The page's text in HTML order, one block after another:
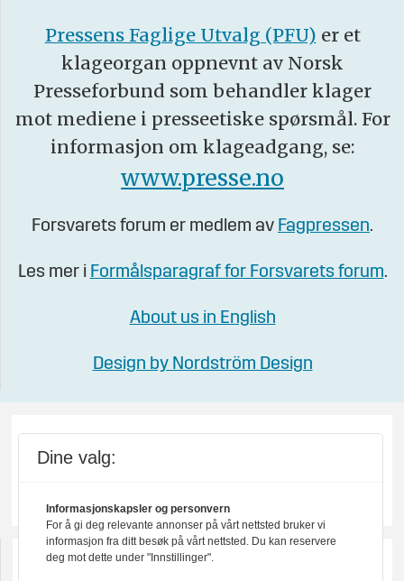
Pressens Faglige Utvalg (PFU) er et
klageorgan oppnevnt av Norsk
Presseforbund som behandler klager
mot mediene i presseetiske spørsmål. For
informasjon om klageadgang, se:
www.presse.no
Forsvarets forum er medlem av Fagpressen.
Les mer i Formålsparagraf for Forsvarets forum.
About us in English
Design by Nordström Design
Dine valg:
Informasjonskapsler og personvern
For å gi deg relevante annonser på vårt nettsted bruker vi
informasjon fra ditt besøk på vårt nettsted. Du kan reservere
deg mot dette under "Innstillinger".